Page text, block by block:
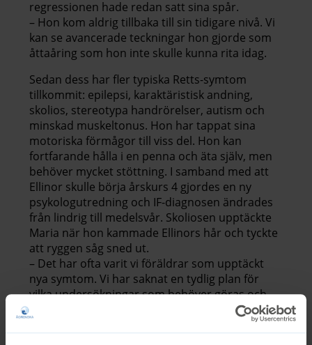
regressionen hade redan satt sina spår.
– Hon kom aldrig tillbaka till sin tidigare nivå. Vi
kan se avancerade teckningar hon gjorde som
åttaåring som hon inte skulle kunna rita idag.
Sedan dess har fler typiska Retts-symtom
tillkommit: epilepsi, karaktäristisk andning,
skolios, stereotypa handrörelser, autism och
minskad muskeltonus. Hon har tappat sina
motoriska förmågor till viss del. Hon kan
fortfarande hålla i en penna och äta själv, men
behöver mycket stöttning. I samband med att
Ellinor skulle börja årskurs 4 gjordes en ny
psykologutredning och IF-diagnosen ändrades
från lindrig till medelsvår. Skoliosen upptäckte
Maria när hon kammade Ellinors hår och tyckte
att ryggen såg sned ut.
– Det har ofta varit vi föräldrar som upptäckt
nya symtom. Vi har saknat en tydlig plan för
vilka undersökningar som behöver göras och